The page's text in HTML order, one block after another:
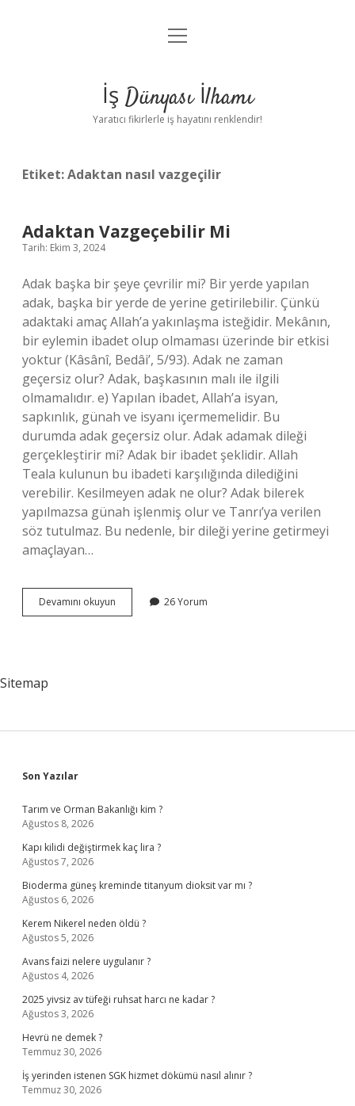
Anasayfa
Yasal Uyarı
menüyü
İş Dünyası İlhamı
Yaratıcı fikirlerle iş hayatını renklendir!
Etiket:Adaktan nasıl vazgeçilir
Adaktan Vazgeçebilir Mi
Tarih: Ekim 3, 2024
Adak başka bir şeye çevrilir mi? Bir yerde yapılan
adak, başka bir yerde de yerine getirilebilir. Çünkü
adaktaki amaç Allah’a yakınlaşma isteğidir. Mekânın,
bir eylemin ibadet olup olmaması üzerinde bir etkisi
yoktur (Kâsânî, Bedâi’, 5/93). Adak ne zaman
geçersiz olur? Adak, başkasının malı ile ilgili
olmamalıdır. e) Yapılan ibadet, Allah’a isyan,
sapkınlık, günah ve isyanı içermemelidir. Bu
durumda adak geçersiz olur. Adak adamak dileği
gerçekleştirir mi? Adak bir ibadet şeklidir. Allah
Teala kulunun bu ibadeti karşılığında dilediğini
verebilir. Kesilmeyen adak ne olur? Adak bilerek
yapılmazsa günah işlenmiş olur ve Tanrı’ya verilen
söz tutulmaz. Bu nedenle, bir dileği yerine getirmeyi
amaçlayan…
Devamını okuyun Adaktan
Vazgeçebilir
26 Yorum
Sitemap
Sidebar
Son Yazılar
Tarım ve Orman Bakanlığı kim ?
Ağustos 8, 2026
Kapı kilidi değiştirmek kaç lira ?
Ağustos 7, 2026
Bioderma güneş kreminde titanyum dioksit var mı ?
Ağustos 6, 2026
Kerem Nikerel neden öldü ?
Ağustos 5, 2026
Avans faizi nelere uygulanır ?
Ağustos 4, 2026
2025 yivsiz av tüfeği ruhsat harcı ne kadar ?
Ağustos 3, 2026
Hevrü ne demek ?
Temmuz 30, 2026
İş yerinden istenen SGK hizmet dökümü nasıl alınır ?
Temmuz 30, 2026